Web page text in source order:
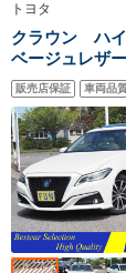
トヨタ
クラウン ハ
ベージュレザ
HUD ツイン
外ドラレコ前後
販売店保証 車両品